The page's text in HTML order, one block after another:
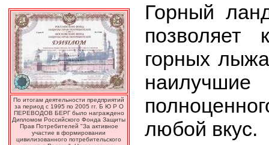
По итогам деятельности предприятий
за период с 1995 по 2005 гг. Б Ю Р О
ПЕРЕВОДОВ БЕРГ было награждено
Дипломом Российского Фонда Защиты
Прав Потребителей "За активное
участие в формировании
цивилизованного потребительского
Горный
позволяет
горных
любой вкус.